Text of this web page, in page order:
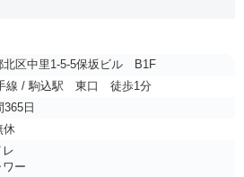
北区中里1-5-5保坂ビル B1F
線 / 駒込駅 東口 徒歩1分
365日
休
ー